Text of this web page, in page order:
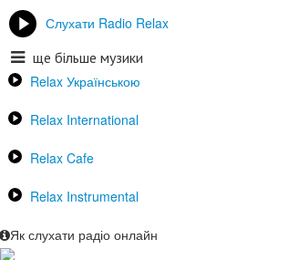
Слухати Radio Relax
ще більше музики
Relax Українською
Relax International
Relax Cafe
Relax Instrumental
Як слухати радіо онлайн